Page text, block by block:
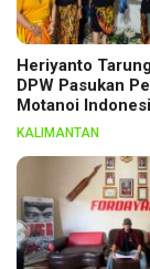
Heriyanto
DPW Pasukan
Motanoi
Palangka Raya,
KALIMANTAN